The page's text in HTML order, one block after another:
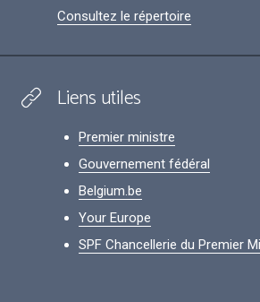
Consultez le répertoire
Liens utiles
Premier ministre
Gouvernement fédéral
Belgium.be
Your Europe
SPF Chancellerie du Premier